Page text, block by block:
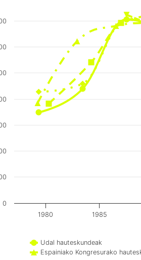
Udal hauteskundeak
Espainiako Kongresurako
1980 1985
0